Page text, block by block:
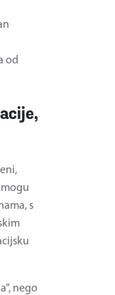
od
s
nego